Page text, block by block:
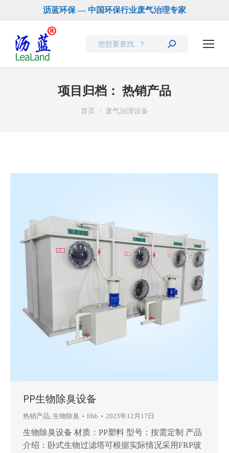
沥蓝环保 — 中国环保行业废气治理专家
Search:
项目归档： 热销产品
您在这里：
首页 废气治理设备
PP生物除臭设备
热销产品, 生物除臭 llhb 2023年12月17日
生物除臭设备 材质：PP塑料 型号：按需定制 产品
介绍：卧式生物过滤塔可根据实际情况采用FRP玻